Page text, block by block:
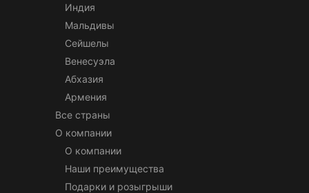
Индия
Мальдивы
Сейшелы
Венесуэла
Абхазия
Армения
Все страны
О компании
О компании
Наши преимущества
Подарки и розыгрыши